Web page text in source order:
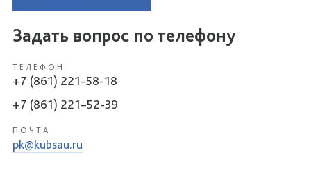
Задать вопрос по телефону
ТЕЛЕФОН
+7 (861) 221-58-18
+7 (861) 221–52-39
ПОЧТА
pk@kubsau.ru